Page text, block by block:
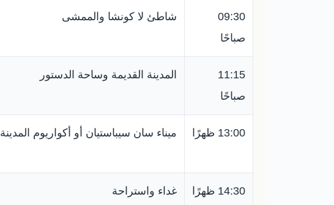
09:30
صباحًا
شاطئ لا كونشا والممشى
11:15
صباحًا
المدينة القديمة وساحة الدستور
13:00 ظهرًا ميناء سان سيباستيان أو أكواريوم المدينة
14:30 ظهرًا غداء واستراحة